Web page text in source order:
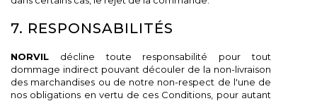
7. RESPONSABILITÉS
NORVIL décline toute responsabilité pour tout
dommage indirect pouvant découler de la non-livraison
des marchandises ou de notre non-respect de l'une de
nos obligations en vertu de ces Conditions, pour autant